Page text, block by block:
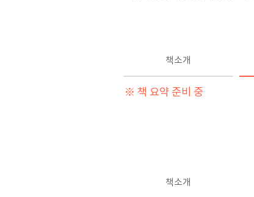
책소개
※ 책 요약 준비 중
책소개